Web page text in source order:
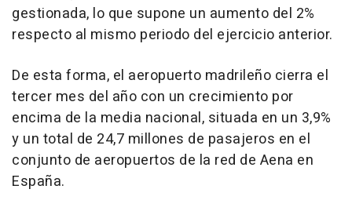
gestionada, lo que supone un aumento del 2%
respecto al mismo periodo del ejercicio anterior.
De esta forma, el aeropuerto madrileño cierra el
tercer mes del año con un crecimiento por
encima de la media nacional, situada en un 3,9%
y un total de 24,7 millones de pasajeros en el
conjunto de aeropuertos de la red de Aena en
España.